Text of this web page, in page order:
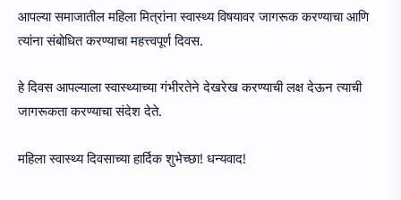
आपल्या समाजातील महिला मित्रांना स्वास्थ्य विषयावर जागरूक करण्याचा आणि
त्यांना संबोधित करण्याचा महत्त्वपूर्ण दिवस.
हे दिवस आपल्याला स्वास्थ्याच्या गंभीरतेने देखरेख करण्याची लक्ष देऊन त्याची
जागरूकता करण्याचा संदेश देते.
महिला स्वास्थ्य दिवसाच्या हार्दिक शुभेच्छा! धन्यवाद!